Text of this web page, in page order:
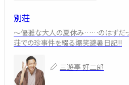
別荘
～優雅な大人の夏休み……のはずだ
荘での珍事件を綴る爆笑避暑日記!!
三遊亭 好二郎